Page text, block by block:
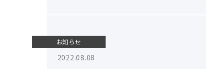
お知らせ
2022.08.08